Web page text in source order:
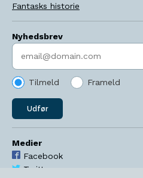
Fantasks historie
Nyhedsbrev
Indtast søgeord
Tilmeld Frameld
Udfør
Medier
Facebook
Twitter